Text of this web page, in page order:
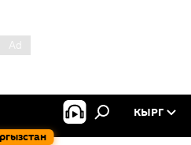
КЫРГ